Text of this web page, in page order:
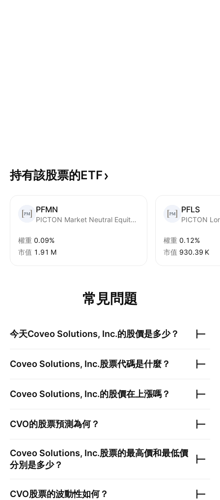
持有該股票的ETF
PFMN
PICTON Market Neutral Equity Alternative Fund Trust Units
權重 0.09%
市值 ‪1.91 M‬
PFLS
權重 0.12%
市值 ‪930.39 K‬
常見問題
今天Coveo Solutions, Inc.的股價是多少？
Coveo Solutions, Inc.股票代碼是什麼？
Coveo Solutions, Inc.的股價在上漲嗎？
CVO的股票預測為何？
Coveo Solutions, Inc.股票的最高價和最低價
分別是多少？
CVO股票的波動性如何？